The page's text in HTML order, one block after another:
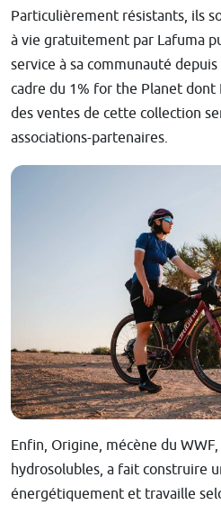
Particulièrement résistants, ils
à vie gratuitement par Lafuma
service à sa communauté
cadre du 1% for the Planet dont
des ventes de cette collection
associations-partenaires.
Enfin, Origine, mécène du
hydrosolubles, a fait construire
énergétiquement et travaille